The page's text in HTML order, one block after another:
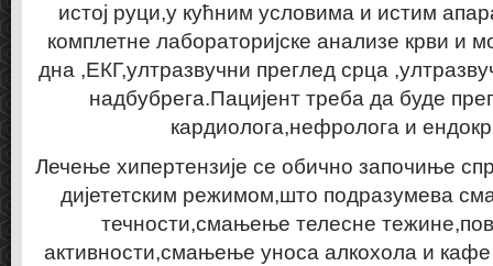
истој руци,у кућним условима и истим
комплетне лабораторијске анализе крви и
дна ,ЕКГ,ултразвучни преглед срца
надбубрега.Пацијент треба да буде
кардиолога,нефролога и
Лечење хипертензије се обично започиње
дијететским режимом,што подразумева
течности,смањење телесне
активности,смањење уноса алкохола и